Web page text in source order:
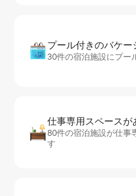
プール付きのバ⁠ケ⁠
30件の宿泊施設にプー
仕事専用ス⁠ペ⁠ー⁠スが
80件の宿泊施設が仕事
す